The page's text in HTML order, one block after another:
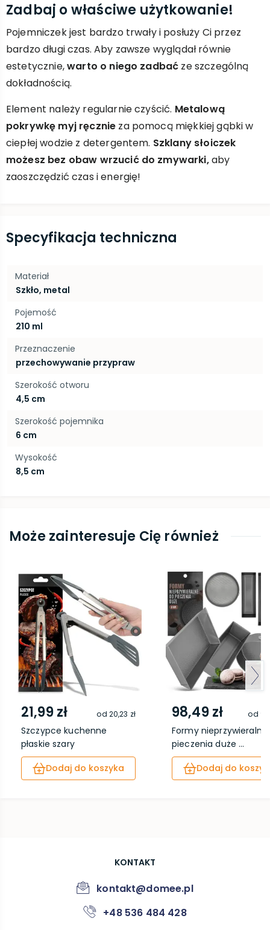
Zadbaj o właściwe użytkowanie!
Pojemniczek jest bardzo trwały i posłuży Ci przez
bardzo długi czas. Aby zawsze wyglądał równie
estetycznie,warto o niego zadbać ze szczególną
dokładnością.
Element należy regularnie czyścić. Metalową
pokrywkę myj ręcznie za pomocą miękkiej gąbki w
ciepłej wodzie z detergentem. Szklany słoiczek
możesz bez obaw wrzucić do zmywarki,aby
zaoszczędzić czas i energię!
Specyfikacja techniczna
Materiał
Szkło, metal
Pojemość
210 ml
Przeznaczenie
przechowywanie przypraw
Szerokość otworu
4,5 cm
Szerokość pojemnika
6 cm
Wysokość
8,5 cm
Może zainteresuje Cię również
21,99 zł od 20,23 zł
Szczypce kuchenne
płaskie szary
Dodaj do koszyka
98,49 zł od
Formy nieprzywieralne
pieczenia duże ...
Dodaj do
KONTAKT
kontakt@domee.pl
+48 536 484 428